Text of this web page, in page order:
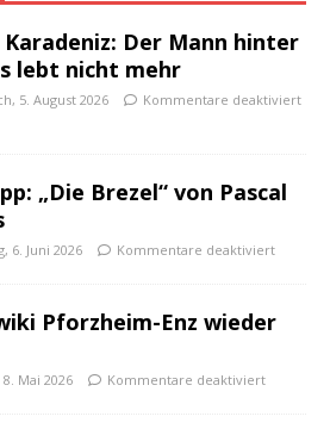
Karadeniz: Der Mann hinter
lebt nicht mehr
5. August 2026 Kommentare deaktiviert
„Die Brezel“ von Pascal
6. Juni 2026 Kommentare deaktiviert
Pforzheim-Enz wieder
Mai 2026 Kommentare deaktiviert